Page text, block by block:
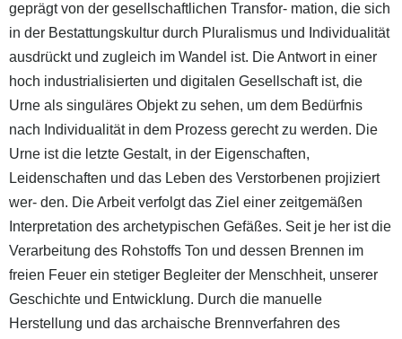
geprägt von der gesellschaftlichen Transfor‐ mation, die sich
in der Bestattungskultur durch Pluralismus und Individualität
ausdrückt und zugleich im Wandel ist. Die Antwort in einer
hoch industrialisierten und digitalen Gesellschaft ist, die
Urne als singuläres Objekt zu sehen, um dem Bedürfnis
nach Individualität in dem Prozess gerecht zu werden. Die
Urne ist die letzte Gestalt, in der Eigenschaften,
Leidenschaften und das Leben des Verstorbenen projiziert
wer‐ den. Die Arbeit verfolgt das Ziel einer zeitgemäßen
Interpretation des archetypischen Gefäßes. Seit je her ist die
Verarbeitung des Rohstoffs Ton und dessen Brennen im
freien Feuer ein stetiger Begleiter der Menschheit, unserer
Geschichte und Entwicklung. Durch die manuelle
Herstellung und das archaische Brennverfahren des